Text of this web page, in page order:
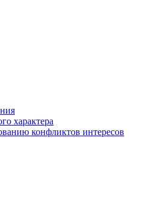
характера
конфликтов интересов